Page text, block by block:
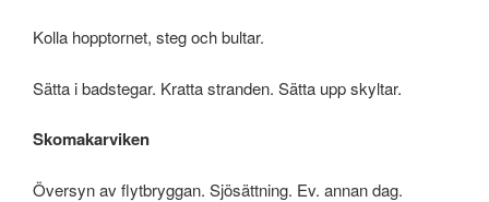
Kolla hopptornet, steg och bultar.
Sätta i badstegar. Kratta stranden. Sätta upp skyltar.
Skomakarviken
Översyn av flytbryggan. Sjösättning. Ev. annan dag.